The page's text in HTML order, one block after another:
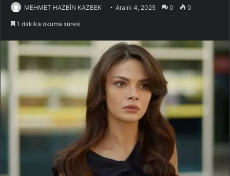
MEHMET HAZBİN KAZBEK Aralık 4, 2025 0 0
1 dakika okuma süresi